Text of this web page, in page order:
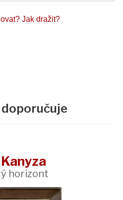
Jak dražit?
horizont